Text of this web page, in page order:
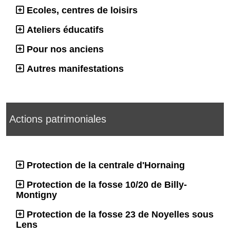
Ecoles, centres de loisirs
Ateliers éducatifs
Pour nos anciens
Autres manifestations
Actions patrimoniales
Protection de la centrale d'Hornaing
Protection de la fosse 10/20 de Billy-
Montigny
Protection de la fosse 23 de Noyelles sous
Lens